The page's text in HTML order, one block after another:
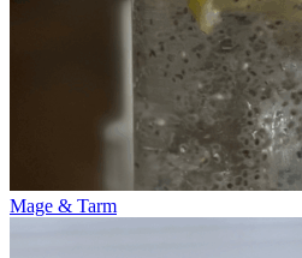
Mage & Tarm